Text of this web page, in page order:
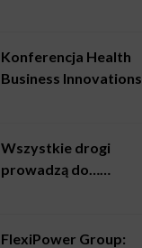
Konferencja Health
Business Innovations
Wszystkie drogi
prowadzą do…
FlexiPower Group: